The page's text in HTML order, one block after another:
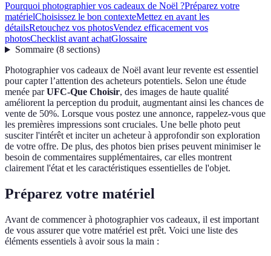
Pourquoi photographier vos cadeaux de Noël ?Préparez votre
matérielChoisissez le bon contexteMettez en avant les
détailsRetouchez vos photosVendez efficacement vos
photosChecklist avant achatGlossaire
Sommaire(8 sections)
Photographier vos cadeaux de Noël avant leur revente est essentiel
pour capter l’attention des acheteurs potentiels. Selon une étude
menée parUFC-Que Choisir, des images de haute qualité
améliorent la perception du produit, augmentant ainsi les chances de
vente de 50%. Lorsque vous postez une annonce, rappelez-vous que
les premières impressions sont cruciales. Une belle photo peut
susciter l'intérêt et inciter un acheteur à approfondir son exploration
de votre offre. De plus, des photos bien prises peuvent minimiser le
besoin de commentaires supplémentaires, car elles montrent
clairement l'état et les caractéristiques essentielles de l'objet.
Préparez votre matériel
Avant de commencer à photographier vos cadeaux, il est important
de vous assurer que votre matériel est prêt. Voici une liste des
éléments essentiels à avoir sous la main :